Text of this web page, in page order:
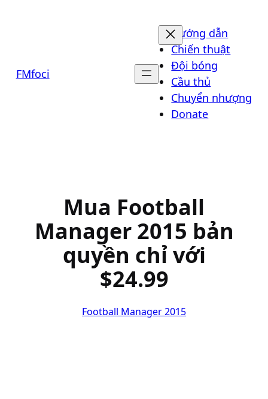
dung
FMfoci
Hướng dẫn
Chiến thuật
Đội bóng
Cầu thủ
Chuyển nhượng
Donate
Mua Football
Manager 2015 bản
quyền chỉ với
$24.99
Football Manager 2015